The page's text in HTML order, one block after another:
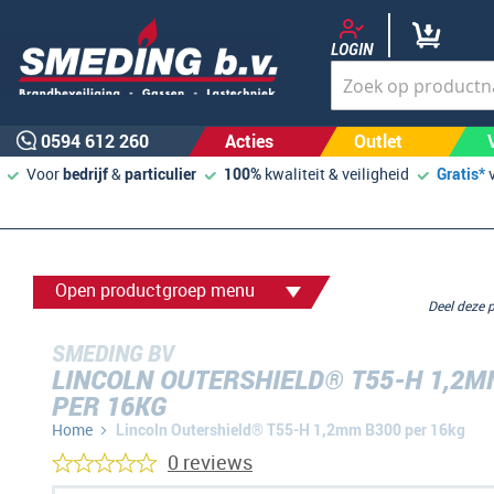
LOGIN
0594 612 260 Acties Outlet
Voorbedrijf&particulier 100% kwaliteit & veiligheid Gratis*
Open productgroep menu
SMEDING BV
LINCOLN OUTERSHIELD® T55-H
PER 16KG
Home Lincoln Outershield® T55-H 1,2mm B300 per 16kg
Deel
0 reviews